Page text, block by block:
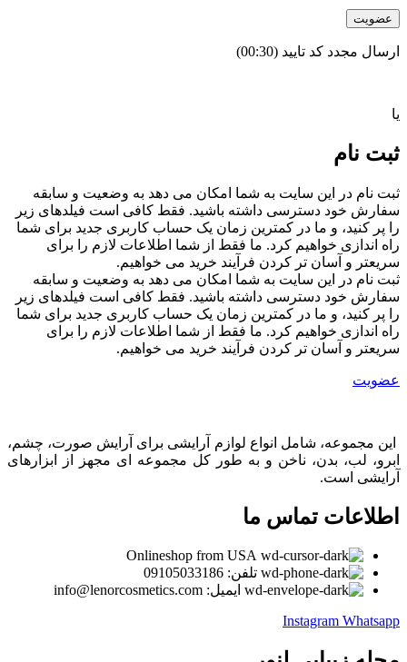
عضویت
ارسال مجدد کد تایید (00:
30
)
یا
ثبت نام
ثبت نام در این سایت به شما امکان می دهد به وضعیت و سابقه
سفارش خود دسترسی داشته باشید. فقط کافی است فیلدهای زیر
را پر کنید، و ما در کمترین زمان یک حساب کاربری جدید برای شما
راه اندازی خواهیم کرد. ما فقط از شما اطلاعات لازم را برای
سریعتر و آسان تر کردن فرآیند خرید می خواهیم.
ثبت نام در این سایت به شما امکان می دهد به وضعیت و سابقه
سفارش خود دسترسی داشته باشید. فقط کافی است فیلدهای زیر
را پر کنید، و ما در کمترین زمان یک حساب کاربری جدید برای شما
راه اندازی خواهیم کرد. ما فقط از شما اطلاعات لازم را برای
سریعتر و آسان تر کردن فرآیند خرید می خواهیم.
عضویت
این مجموعه، شامل انواع لوازم آرایشی برای آرایش صورت، چشم،
ابرو، لب، بدن، ناخن و به طور کل مجموعه ای مجهز از ابزارهای
آرایشی است.
اطلاعات تماس ما
Onlineshop from USA
تلفن: 09105033186
ایمیل: info@lenorcosmetics.com
Instagram Whatsapp